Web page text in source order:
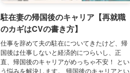
駐在妻の帰国後のキャリア【再就職
のカギはCVの書き方】
仕事を辞めて夫の駐在についてきたけど、帰
国後は仕事しないと経済的につらいし、正
直、帰国後のキャリアがめっちゃ不安！ とい
う悩みを解決します。 帰国後のキャリアとい